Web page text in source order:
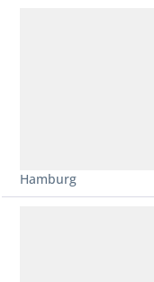
Hamburg